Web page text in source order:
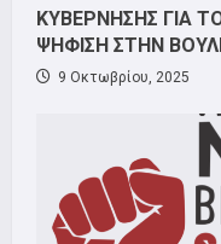
ΚΥΒΕΡΝΗΣΗΣ ΓΙΑ
ΨΗΦΙΣΗ ΣΤΗΝ
9 Οκτωβρίου, 2025